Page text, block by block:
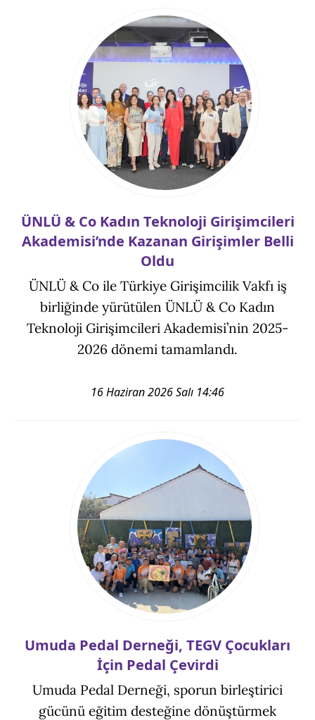
ÜNLÜ & Co Kadın Teknoloji Girişimcileri
Akademisi’nde Kazanan Girişimler Belli
Oldu
ÜNLÜ & Co ile Türkiye Girişimcilik Vakfı iş
birliğinde yürütülen ÜNLÜ & Co Kadın
Teknoloji Girişimcileri Akademisi’nin 2025-
2026 dönemi tamamlandı.
16 Haziran 2026 Salı 14:46
Umuda Pedal Derneği, TEGV Çocukları
İçin Pedal Çevirdi
Umuda Pedal Derneği, sporun birleştirici
gücünü eğitim desteğine dönüştürmek